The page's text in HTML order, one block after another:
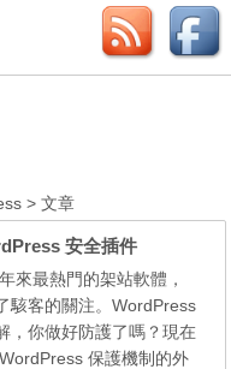
> 文章
安全插件
來最熱門的架站軟體，
駭客的關注。WordPress
，你做好防護了嗎？現在
保護機制的外